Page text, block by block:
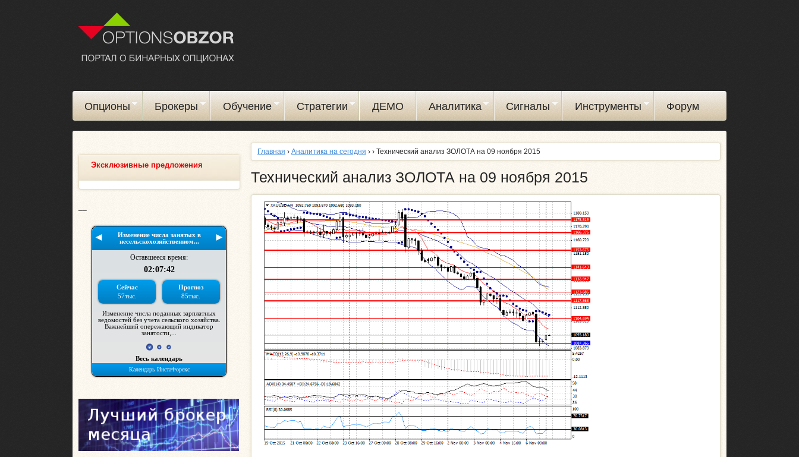
Опционы Брокеры Обучение Стратегии ДЕМО Аналитика Сигналы Инструменты Форум
Главная › Аналитика на сегодня › › Технический анализ ЗОЛОТА на 09 ноября 2015
Технический анализ ЗОЛОТА на 09 ноября 2015
Эксклюзивные предложения